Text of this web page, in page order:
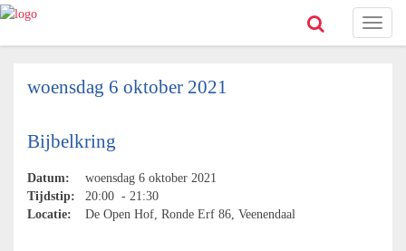
Toggle
woensdag 6 oktober 2021
Bijbelkring
Datum:
woensdag 6 oktober 2021
Tijdstip:
20:00 - 21:30
Locatie:
De Open Hof, Ronde Erf 86, Veenendaal